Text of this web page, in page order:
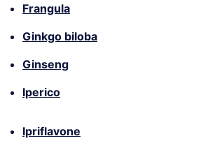
Frangula
Ginkgo biloba
Ginseng
Iperico
Ipriflavone